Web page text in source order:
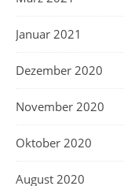
Januar 2021
Dezember 2020
November 2020
Oktober 2020
August 2020